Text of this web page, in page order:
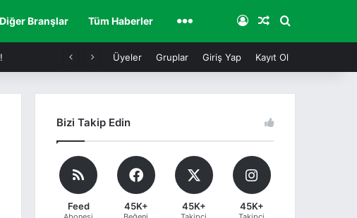
Diğer Branşlar Tüm Haberler Diğer Giriş YapRastgele İçerik
Arama
Üyeler Gruplar Giriş Yap Kayıt Ol
Bizi Takip Edin
Feed 45K+ 45K+ 45K+